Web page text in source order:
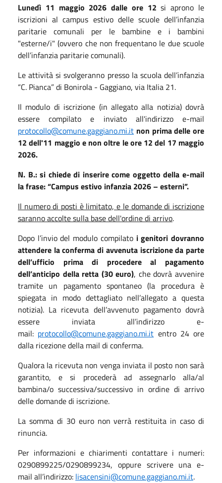
Lunedì 11 maggio 2026 dalle ore 12 si aprono le
iscrizioni al campus estivo delle scuole dell’infanzia
paritarie comunali per le bambine e i bambini
"esterne/i" (ovvero che non frequentano le due scuole
dell’infanzia paritarie comunali).
Le attività si svolgeranno presso la scuola dell’infanzia
“C. Pianca” di Bonirola - Gaggiano, via Italia 21.
Il modulo di iscrizione (in allegato alla notizia) dovrà
essere compilato e inviato all'indirizzo e-mail
protocollo@comune.gaggiano.mi.it non prima delle ore
12 dell'11 maggio e non oltre le ore 12 del 17 maggio
2026.
N. B.: si chiede di inserire come oggetto della e-mail
la frase: “Campus estivo infanzia 2026 – esterni”.
Il numero di posti è limitato, e le domande di iscrizione
saranno accolte sulla base dell'ordine di arrivo.
Dopo l’invio del modulo compilato i genitori dovranno
attendere la conferma di avvenuta iscrizione da parte
dell’ufficio prima di procedere al pagamento
dell’anticipo della retta (30 euro), che dovrà avvenire
tramite un pagamento spontaneo (la procedura è
spiegata in modo dettagliato nell’allegato a questa
notizia). La ricevuta dell’avvenuto pagamento dovrà
essere inviata all’indirizzo e-
mail: protocollo@comune.gaggiano.mi.it entro 24 ore
dalla ricezione della mail di conferma.
Qualora la ricevuta non venga inviata il posto non sarà
garantito, e si procederà ad assegnarlo alla/al
bambina/o successiva/successivo in ordine di arrivo
delle domande di iscrizione.
La somma di 30 euro non verrà restituita in caso di
rinuncia.
Per informazioni e chiarimenti contattare i numeri:
0290899225/0290899234, oppure scrivere una e-
mail all’indirizzo: lisacensini@comune.gaggiano.mi.it.